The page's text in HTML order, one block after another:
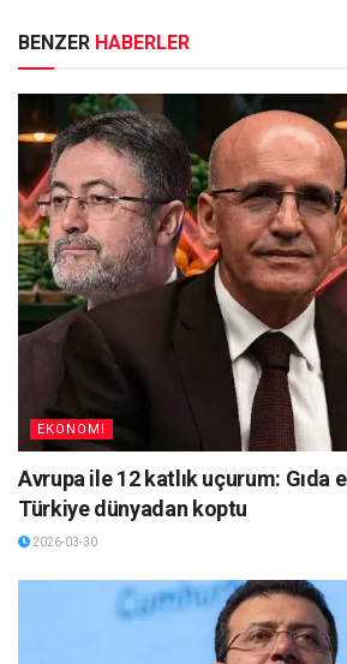
BENZER HABERLER
EKONOMI
Avrupa ile 12 katlık uçurum: Gıda
Türkiye dünyadan koptu
2026-03-30